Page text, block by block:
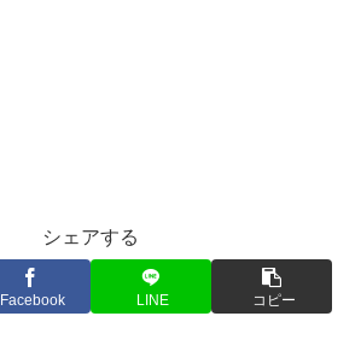
シェアする
Facebook LINE コピー